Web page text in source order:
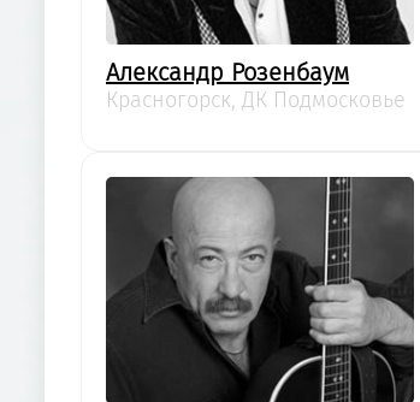
Александр Розенбаум
Красногорск, ДК Подмосковье